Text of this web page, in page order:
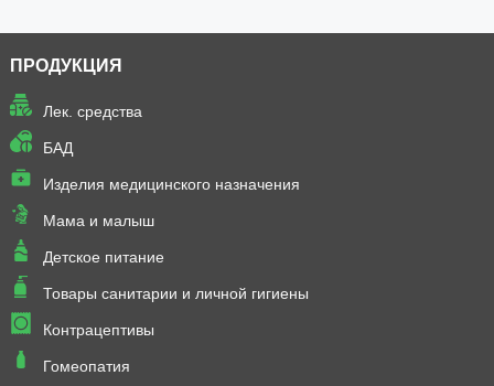
ПРОДУКЦИЯ
Лек. средства
БАД
Изделия медицинского назначения
Мама и малыш
Детское питание
Товары санитарии и личной гигиены
Контрацептивы
Гомеопатия